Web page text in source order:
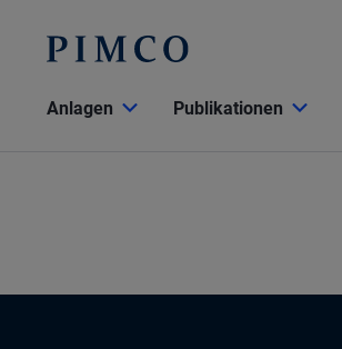
Anlagen Publikationen